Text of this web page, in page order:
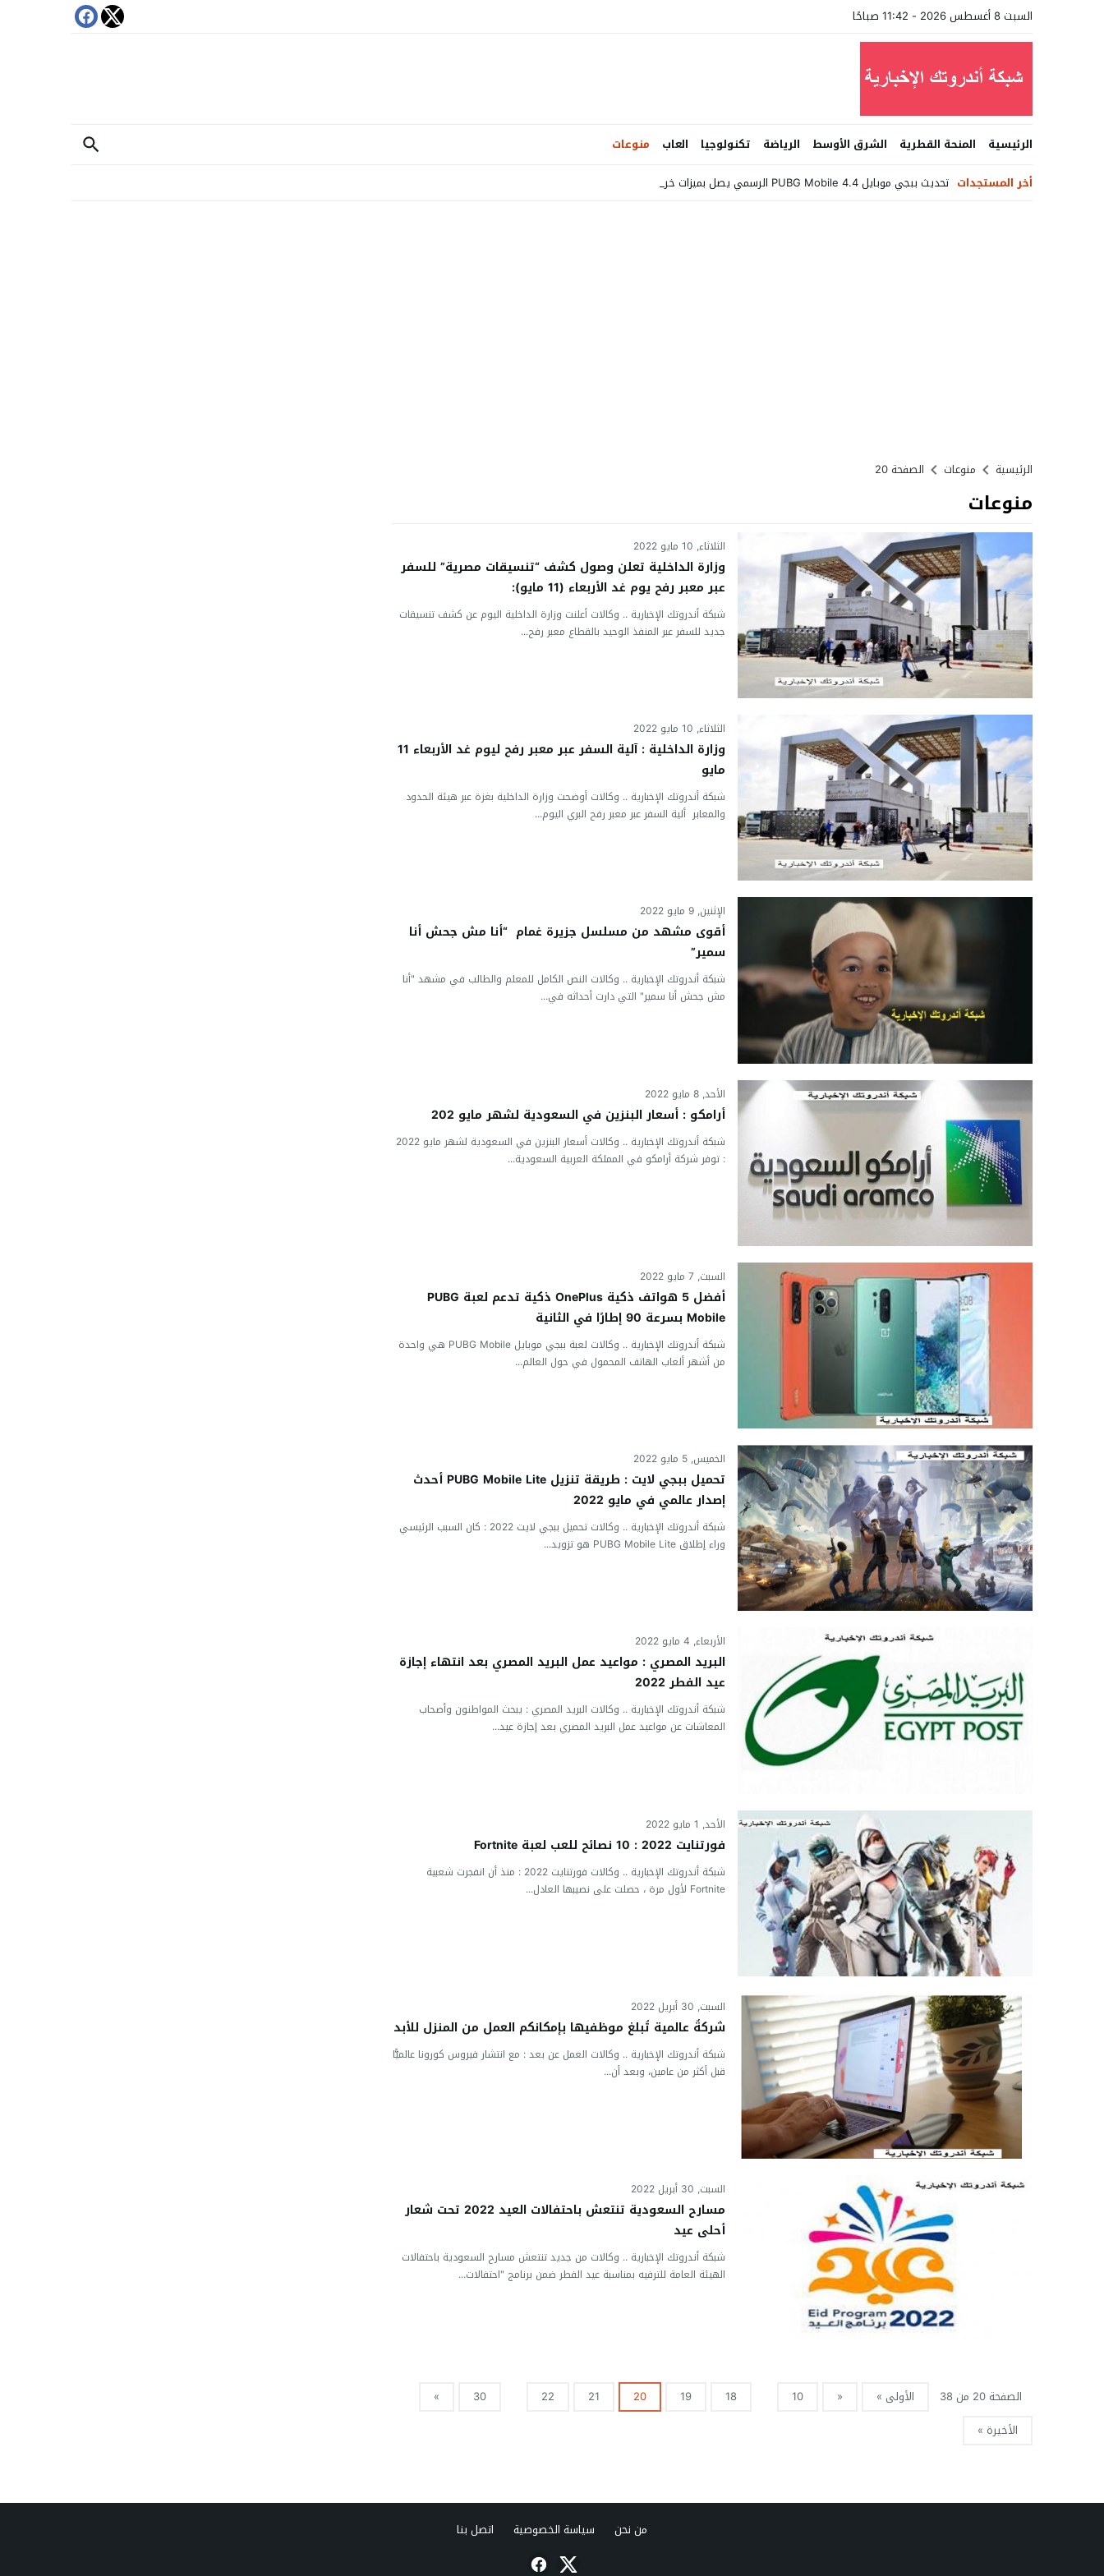
السبت 8 أغسطس 2026 - 11:42 صباحًا
الرئيسية المنحة القطرية الشرق الأوسط الرياضة تكنولوجيا العاب
منوعات
أخر المستجدات تحديث ببجي موبايل PUBG Mobile 4.4 الرسمي يصل بميزات خرافية وخرائط _
الرئيسية منوعات الصفحة 20
منوعات
الثلاثاء, 10 مايو 2022
وزارة الداخلية تعلن وصول كشف “تنسيقات مصرية” للسفر
عبر معبر رفح يوم غد الأربعاء (11 مايو):
شبكة أندروتك الإخبارية .. وكالات أعلنت وزارة الداخلية اليوم عن كشف تنسيقات
جديد للسفر عبر المنفذ الوحيد بالقطاع معبر رفح...
الثلاثاء, 10 مايو 2022
وزارة الداخلية : آلية السفر عبر معبر رفح ليوم غد الأربعاء 11
مايو
شبكة أندروتك الإخبارية .. وكالات أوضحت وزارة الداخلية بغزة عبر هيئة الحدود
والمعابر ألية السفر عبر معبر رفح البري اليوم...
الإثنين, 9 مايو 2022
أقوى مشهد من مسلسل جزيرة غمام “أنا مش جحش أنا
سمير”
شبكة أندروتك الإخبارية .. وكالات النص الكامل للمعلم والطالب في مشهد "أنا
مش جحش أنا سمير" التي دارت أحداثه في...
الأحد, 8 مايو 2022
أرامكو : أسعار البنزين في السعودية لشهر مايو 202
شبكة أندروتك الإخبارية .. وكالات أسعار البنزين في السعودية لشهر مايو 2022
: توفر شركة أرامكو في المملكة العربية السعودية...
السبت, 7 مايو 2022
أفضل 5 هواتف ذكية OnePlus ذكية تدعم لعبة PUBG
Mobile بسرعة 90 إطارًا في الثانية
شبكة أندروتك الإخبارية .. وكالات لعبة ببجي موبايل PUBG Mobile هي واحدة
من أشهر ألعاب الهاتف المحمول في حول العالم...
الخميس, 5 مايو 2022
تحميل ببجي لايت : طريقة تنزيل PUBG Mobile Lite أحدث
إصدار عالمي في مايو 2022
شبكة أندروتك الإخبارية .. وكالات تحميل ببجي لايت 2022 : كان السبب الرئيسي
وراء إطلاق PUBG Mobile Lite هو تزويد...
الأربعاء, 4 مايو 2022
البريد المصري : مواعيد عمل البريد المصري بعد انتهاء إجازة
عيد الفطر 2022
شبكة أندروتك الإخبارية .. وكالات البريد المصري : يبحث المواطنون وأصحاب
المعاشات عن مواعيد عمل البريد المصري بعد إجازة عيد...
الأحد, 1 مايو 2022
فورتنايت 2022 : 10 نصائح للعب لعبة Fortnite
شبكة أندروتك الإخبارية .. وكالات فورتنايت 2022 : منذ أن انفجرت شعبية
Fortnite لأول مرة ، حصلت على نصيبها العادل...
السبت, 30 أبريل 2022
شركةٌ عالمية تُبلغ موظفيها بإمكانكم العمل من المنزل للأبد
شبكة أندروتك الإخبارية .. وكالات العمل عن بعد : مع انتشار فيروس كورونا عالميًّا
قبل أكثر من عامين، وبعد أن...
السبت, 30 أبريل 2022
مسارح السعودية تنتعش باحتفالات العيد 2022 تحت شعار
أحلى عيد
شبكة أندروتك الإخبارية .. وكالات من جديد تنتعش مسارح السعودية باحتفالات
الهيئة العامة للترفيه بمناسبة عيد الفطر ضمن برنامج "احتفالات...
الصفحة 20 من 38 الأولى » «
10
18
19
20
21
22
30
»
الأخيرة »
من نحن سياسة الخصوصية اتصل بنا